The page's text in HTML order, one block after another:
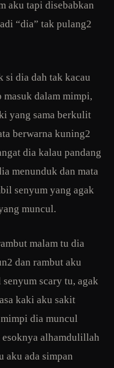
aku tapi disebabkan
“dia” tak pulang2
si dia dah tak kacau
masuk dalam mimpi,
yang sama berkulit
berwarna kuning2
dia kalau pandang
menunduk dan mata
senyum yang agak
muncul.
malam tu dia
dan rambut aku
scary tu, agak
kaki aku sakit
dia muncul
alhamdulillah
aku ada simpan